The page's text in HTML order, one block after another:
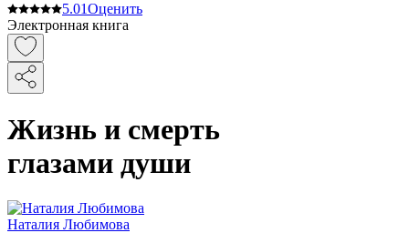
5.01Оценить
Электронная книга
Жизнь и смерть
глазами души
Наталия Любимова